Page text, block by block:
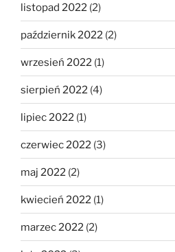
listopad 2022 (2)
październik 2022 (2)
wrzesień 2022 (1)
sierpień 2022 (4)
lipiec 2022 (1)
czerwiec 2022 (3)
maj 2022 (2)
kwiecień 2022 (1)
marzec 2022 (2)